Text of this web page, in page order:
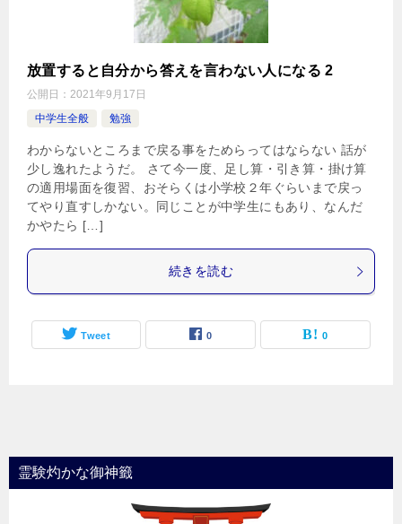
放置すると自分から答えを言わない人になる 2
公開日： 2021年9月17日
中学生全般
勉強
わからないところまで戻る事をためらってはならない 話が
少し逸れたようだ。 さて今一度、足し算・引き算・掛け算
の適用場面を復習、おそらくは小学校２年ぐらいまで戻っ
てやり直すしかない。同じことが中学生にもあり、なんだ
かやたら […]
続きを読む
Tweet 0 0
霊験灼かな御神籤